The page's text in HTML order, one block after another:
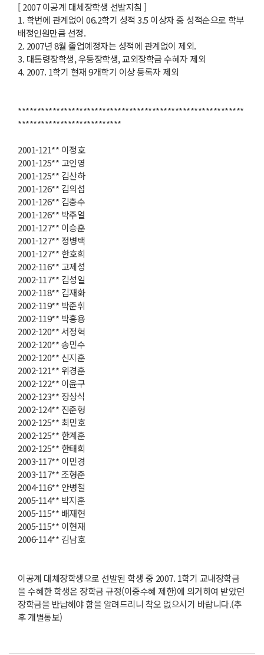
[ 2007 이공계 대체장학생 선발지침 ]
1. 학번에 관계없이 06.2학기 성적 3.5 이상자 중 성적순으로 학부
배정인원만큼 선정.
2. 2007년 8월 졸업예정자는 성적에 관계없이 제외.
3. 대통령장학생, 우등장학생, 교외장학금 수혜자 제외
4. 2007. 1학기 현재 9개학기 이상 등록자 제외
***********************************************************
***************************
2001-121** 이정호
2001-125** 고인영
2001-125** 김산하
2001-126** 김의섭
2001-126** 김충수
2001-126** 박주열
2001-127** 이승훈
2001-127** 정병택
2001-127** 한호희
2002-116** 고제성
2002-117** 김성일
2002-118** 김재화
2002-119** 박준휘
2002-119** 박흥용
2002-120** 서정혁
2002-120** 송민수
2002-120** 신지훈
2002-121** 위경훈
2002-122** 이윤구
2002-123** 장상식
2002-124** 진준형
2002-125** 최민호
2002-125** 한계훈
2002-125** 한태희
2003-117** 이민경
2003-117** 조형준
2004-116** 안병철
2005-114** 박지훈
2005-115** 배재현
2005-115** 이현재
2006-114** 김남호
이공계 대체장학생으로 선발된 학생 중 2007. 1학기 교내장학금
을 수혜한 학생은 장학금 규정(이중수혜 제한)에 의거하여 받았던
장학금을 반납해야 함을 알려드리니 착오 없으시기 바랍니다.(추
후 개별통보)